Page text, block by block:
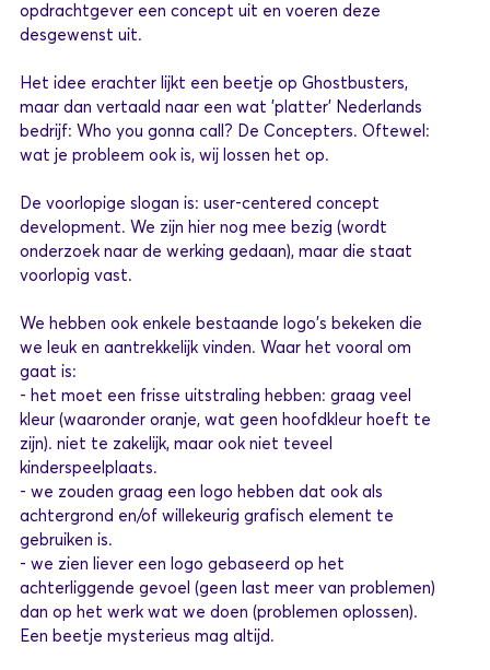
opdrachtgever een concept uit en voeren deze
desgewenst uit.
Het idee erachter lijkt een beetje op Ghostbusters,
maar dan vertaald naar een wat 'platter' Nederlands
bedrijf: Who you gonna call? De Concepters. Oftewel:
wat je probleem ook is, wij lossen het op.
De voorlopige slogan is: user-centered concept
development. We zijn hier nog mee bezig (wordt
onderzoek naar de werking gedaan), maar die staat
voorlopig vast.
We hebben ook enkele bestaande logo's bekeken die
we leuk en aantrekkelijk vinden. Waar het vooral om
gaat is:
- het moet een frisse uitstraling hebben: graag veel
kleur (waaronder oranje, wat geen hoofdkleur hoeft te
zijn). niet te zakelijk, maar ook niet teveel
kinderspeelplaats.
- we zouden graag een logo hebben dat ook als
achtergrond en/of willekeurig grafisch element te
gebruiken is.
- we zien liever een logo gebaseerd op het
achterliggende gevoel (geen last meer van problemen)
dan op het werk wat we doen (problemen oplossen).
Een beetje mysterieus mag altijd.